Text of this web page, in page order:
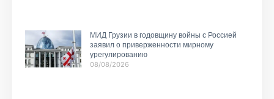
МИД Грузии в годовщину войны с Россией
заявил о приверженности мирному
урегулированию
08/08/2026